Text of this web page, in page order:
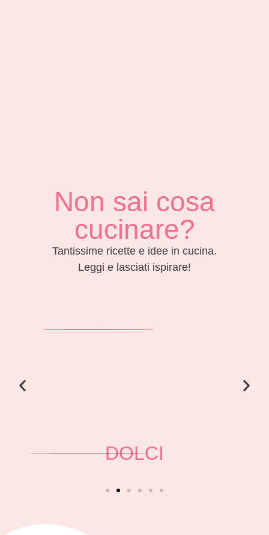
Non sai cosa
cucinare?
Tantissime ricette e idee in cucina.
Leggi e lasciati ispirare!
DOLCI